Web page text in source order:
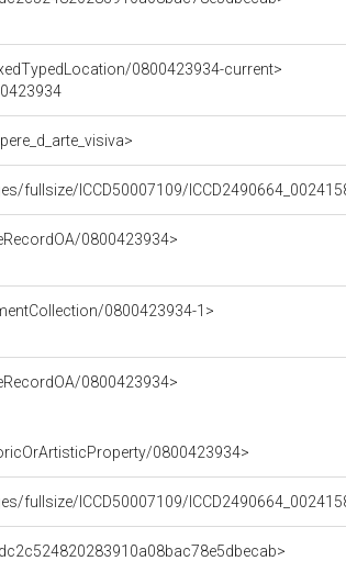
0800423934-current>
fullsize/ICCD50007109/
0800423934>
0800423934-1>
0800423934>
0800423934>
fullsize/ICCD50007109/